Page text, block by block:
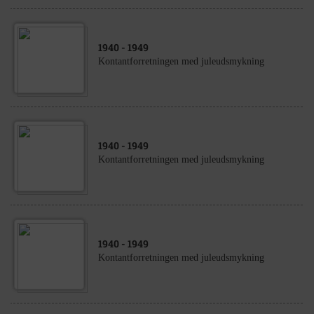
1940 - 1949
Kontantforretningen med juleudsmykning
1940 - 1949
Kontantforretningen med juleudsmykning
1940 - 1949
Kontantforretningen med juleudsmykning